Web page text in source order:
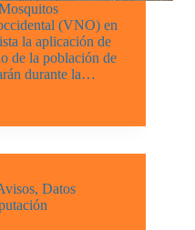
(VNO) en
la aplicación de
de la población de
durante la…
, Datos